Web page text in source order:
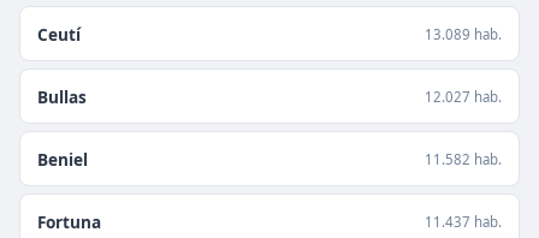
Ceutí 13.089 hab.
Bullas 12.027 hab.
Beniel 11.582 hab.
Fortuna 11.437 hab.